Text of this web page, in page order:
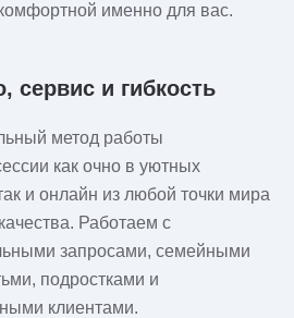
именно для вас.
сервис и гибкость
метод работы
как очно в уютных
и онлайн из любой точки мира
Работаем с
запросами, семейными
подростками и
клиентами.